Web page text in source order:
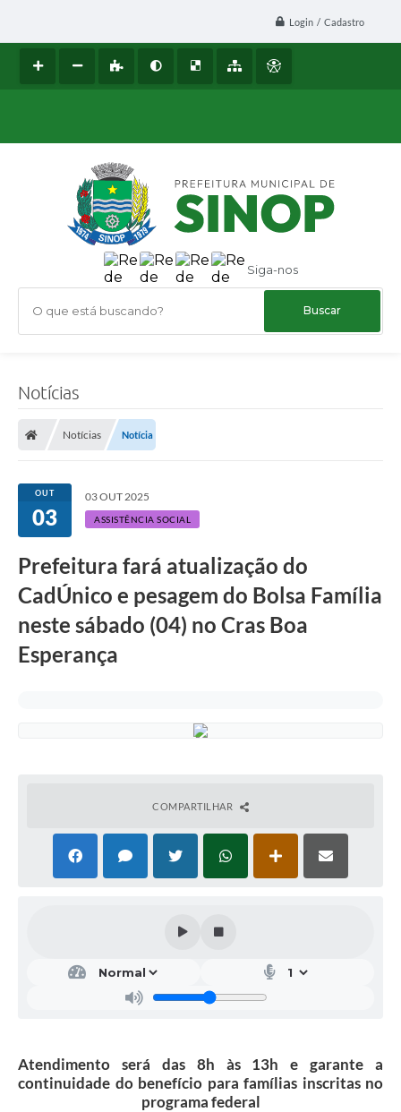
Login / Cadastro
Siga-nos
O que está buscando?
Notícias
Notícias Notícia
OUT
03
03 OUT 2025
ASSISTÊNCIA SOCIAL
Prefeitura fará atualização do
CadÚnico e pesagem do Bolsa Família
neste sábado (04) no Cras Boa
Esperança
COMPARTILHAR
Atendimento será das 8h às 13h e garante a
continuidade do benefício para famílias inscritas no
programa federal